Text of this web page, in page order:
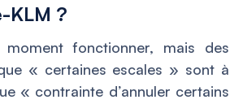
KLM ?
fonctionner, mais des
« certaines escales » sont à
« contrainte d’annuler certains